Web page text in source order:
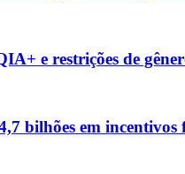
e restrições de
bilhões em